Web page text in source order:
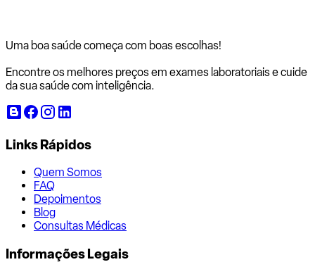
Uma boa saúde começa com boas escolhas!
Encontre os melhores preços em exames laboratoriais e cuide
da sua saúde com inteligência.
Links Rápidos
Quem Somos
FAQ
Depoimentos
Blog
Consultas Médicas
Informações Legais